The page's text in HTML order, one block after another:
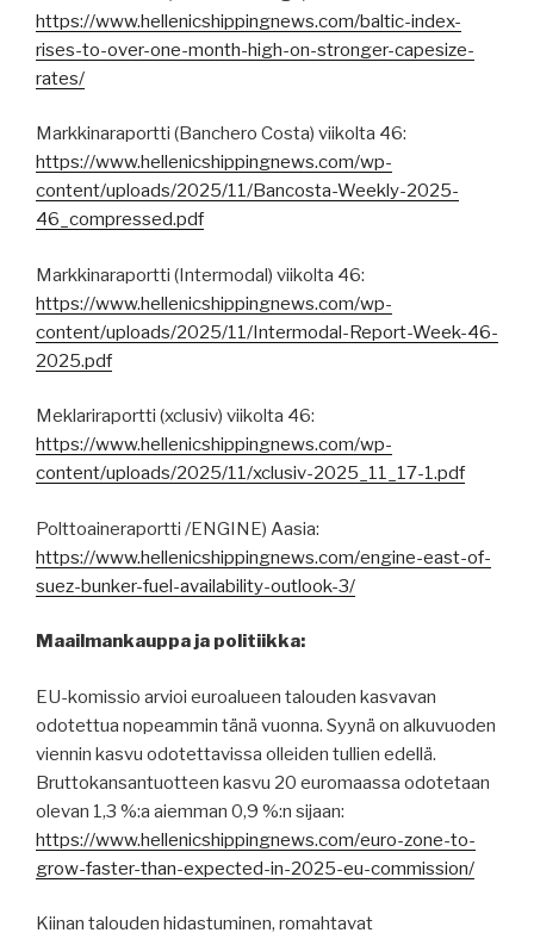
https://www.hellenicshippingnews.com/baltic-index-
rises-to-over-one-month-high-on-stronger-capesize-
rates/
Markkinaraportti (Banchero Costa) viikolta 46:
https://www.hellenicshippingnews.com/wp-
content/uploads/2025/11/Bancosta-Weekly-2025-
46_compressed.pdf
Markkinaraportti (Intermodal) viikolta 46:
https://www.hellenicshippingnews.com/wp-
content/uploads/2025/11/Intermodal-Report-Week-46-
2025.pdf
Meklariraportti (xclusiv) viikolta 46:
https://www.hellenicshippingnews.com/wp-
content/uploads/2025/11/xclusiv-2025_11_17-1.pdf
Polttoaineraportti /ENGINE) Aasia:
https://www.hellenicshippingnews.com/engine-east-of-
suez-bunker-fuel-availability-outlook-3/
Maailmankauppa ja politiikka:
EU-komissio arvioi euroalueen talouden kasvavan
odotettua nopeammin tänä vuonna. Syynä on alkuvuoden
viennin kasvu odotettavissa olleiden tullien edellä.
Bruttokansantuotteen kasvu 20 euromaassa odotetaan
olevan 1,3 %:a aiemman 0,9 %:n sijaan:
https://www.hellenicshippingnews.com/euro-zone-to-
grow-faster-than-expected-in-2025-eu-commission/
Kiinan talouden hidastuminen, romahtavat